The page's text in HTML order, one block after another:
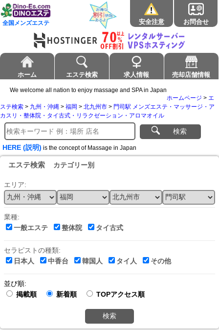
全国メンズエステ 安全注意 お問合せ
ホーム エステ検索 求人情報 売却店舗情報
We welcome all nation to enjoy massage and SPA in Japan
ホームページ > エ
ステ検索 > 九州・沖縄 > 福岡 > 北九州市 > 門司駅 メンズエステ・マッサージ・ア
カスリ・整体院・タイ古式・リラクゼーション・アロマオイル
検索
HERE (説明) is the concept of Massage in Japan
エステ検索 カテゴリー別
エリア:
業種:
一般エステ
整体院 タイ古式
セラピストの種類:
日本人
中香台 韓国人 タイ人 その他
並び順:
掲載順
新着順 TOPアクセス順
検索